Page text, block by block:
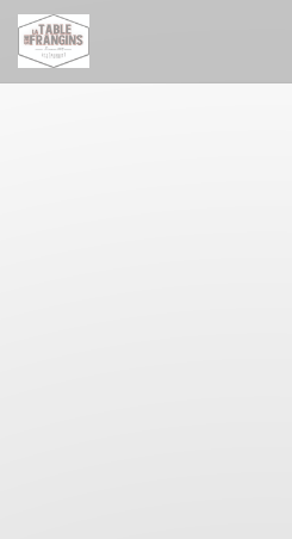
Personalización de sus opciones de